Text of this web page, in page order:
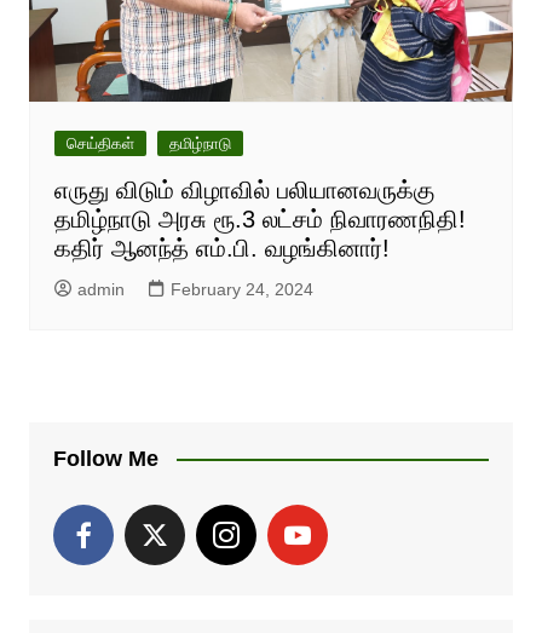
செய்திகள் தமிழ்நாடு
எருது விடும் விழாவில் பலியானவருக்கு
தமிழ்நாடு அரசு ரூ.3 லட்சம் நிவாரணநிதி!
கதிர் ஆனந்த் எம்.பி. வழங்கினார்!
admin February 24, 2024
Follow Me